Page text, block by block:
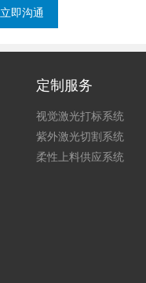
立即沟通
定制服务
视觉激光打标系统
紫外激光切割系统
柔性上料供应系统